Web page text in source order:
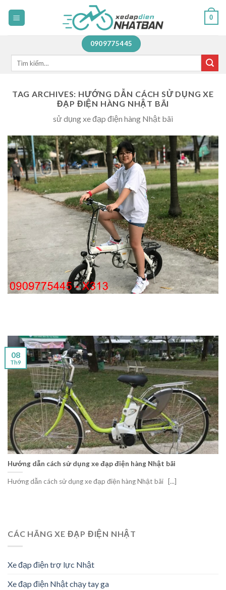
0
0909775445
Tìm
TAG ARCHIVES: HƯỚNG DẪN CÁCH SỬ DỤNG XE
ĐẠP ĐIỆN HÀNG NHẬT BÃI
sử dụng xe đạp điện hàng Nhật bãi
CÁC HÃNG XE ĐẠP ĐIỆN NHẬT
Xe đạp điện trợ lực Nhật
Xe đạp điện Nhật chạy tay ga
Hướng dẫn cách sử dụng xe đạp điện hàng Nhật bãi
Hướng dẫn cách sử dụng xe đạp điện hàng Nhật bãi [...]
08
Th9